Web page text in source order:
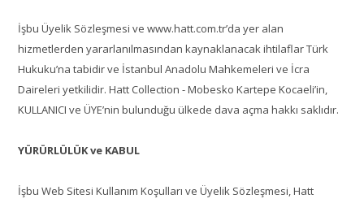
İşbu Üyelik Sözleşmesi ve www.hatt.com.tr’da yer alan
hizmetlerden yararlanılmasından kaynaklanacak ihtilaflar Türk
Hukuku’na tabidir ve İstanbul Anadolu Mahkemeleri ve İcra
Daireleri yetkilidir. Hatt Collection - Mobesko Kartepe Kocaeli’in,
KULLANICI ve ÜYE’nin bulunduğu ülkede dava açma hakkı saklıdır.
YÜRÜRLÜLÜK ve KABUL
İşbu Web Sitesi Kullanım Koşulları ve Üyelik Sözleşmesi, Hatt